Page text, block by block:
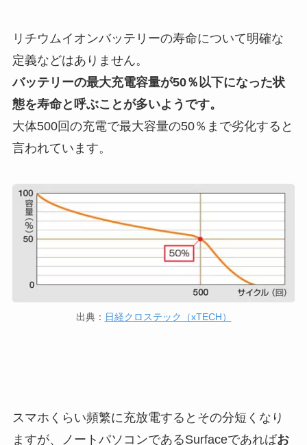
リチウムイオンバッテリーの寿命について明確な
定義などはありません。
バッテリーの最大充電容量が50％以下になった状
態を寿命と呼ぶことが多いようです。
大体500回の充電で最大容量の50％まで劣化すると
言われています。
出典： 日経クロステック（xTECH）
スマホくらい頻繁に充放電するとその分短くなり
ますが、ノートパソコンであるSurfaceであればお